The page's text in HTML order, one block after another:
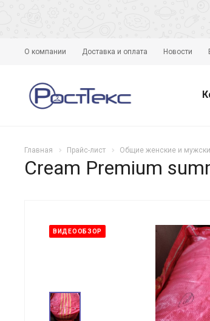
О компании Доставка и оплата Новости
Главная Прайс-лист Общие женские и
Cream Premium
ВИДЕООБЗОР